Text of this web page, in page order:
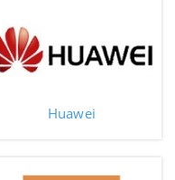
Huawei